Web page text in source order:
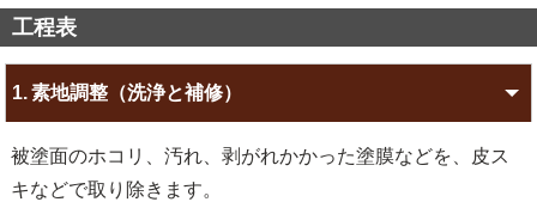
工程表
1. 素地調整（洗浄と補修）
被塗面のホコリ、汚れ、剥がれかかった塗膜などを、皮ス
キなどで取り除きます。